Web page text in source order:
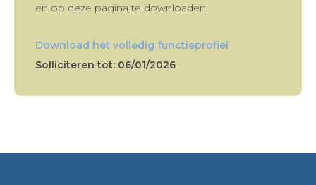
en op deze pagina te downloaden:
Download het volledig functieprofiel
Solliciteren tot: 06/01/2026